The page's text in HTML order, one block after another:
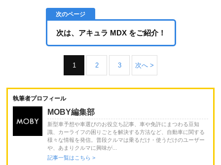
次は、アキュラ MDX をご紹介！
1 2 3 次へ >
執筆者プロフィール
MOBY編集部
新型車予想や車選びのお役立ち記事、車や免許にまつわる豆知
識、カーライフの困りごとを解決する方法など、自動車に関する
様々な情報を発信。普段クルマは乗るだけ・使うだけのユーザー
や、あまりクルマに興味が...
記事一覧はこちら >